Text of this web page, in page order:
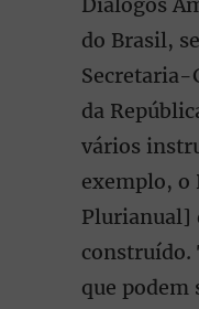
do Brasil,
Secretaria-
da
vários
exemplo, o
Plurianual]
construído.
que podem